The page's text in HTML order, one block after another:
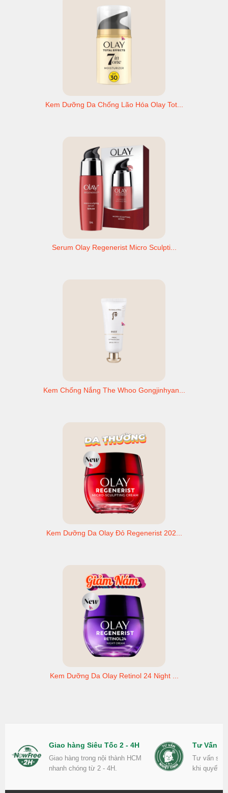
Kem Dưỡng Da Chống Lão Hóa Olay Tot...
Serum Olay Regenerist Micro Sculpti...
Kem Chống Nắng The Whoo Gongjinhyan...
Kem Dưỡng Da Olay Đỏ Regenerist 202...
Kem Dưỡng Da Olay Retinol 24 Night ...
Giao hàng Siêu Tốc 2 - 4H
Giao hàng trong nội thành HCM
nhanh chóng từ 2 - 4H.
Tư Vấn
Tư vấn
khi quyết